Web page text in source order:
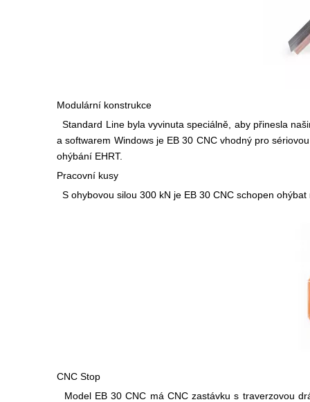
Modulární konstrukce
Standard Line byla vyvinuta speciálně, aby přinesla
a softwarem Windows je EB 30 CNC vhodný pro
ohýbání EHRT.
Pracovní kusy
S ohybovou silou 300 kN je EB 30 CNC schopen
CNC Stop
Model EB 30 CNC má CNC zastávku s traverzovou